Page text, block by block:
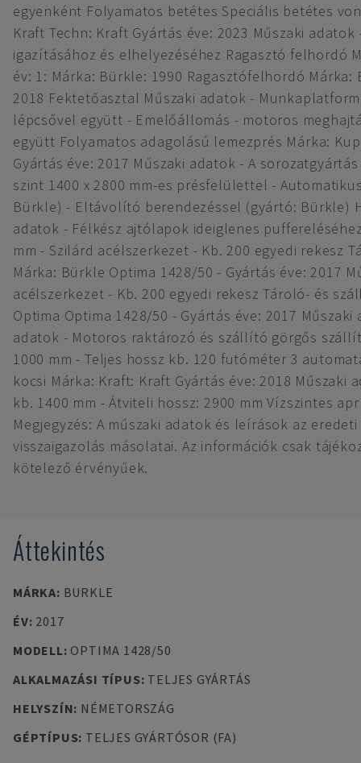
egyenként Folyamatos betétes Speciális betétes
Kraft Techn: Kraft Gyártás éve: 2023 Műszaki
igazításához és elhelyezéséhez Ragasztó felhordó
év: 1: Márka: Bürkle: 1990 Ragasztófelhordó Márka:
2018 Fektetőasztal Műszaki adatok -
lépcsővel együtt - Emelőállomás - motoros
együtt Folyamatos adagolású lemezprés Márka:
Gyártás éve: 2017 Műszaki adatok - A
szint 1400 x 2800 mm-es présfelülettel -
Bürkle) - Eltávolító berendezéssel (gyártó: Bürkle)
adatok - Félkész ajtólapok ideiglenes
mm - Szilárd acélszerkezet - Kb. 200 egyedi rekesz
Márka: Bürkle Optima 1428/50 - Gyártás éve: 2017
acélszerkezet - Kb. 200 egyedi rekesz Tároló- és
Optima Optima 1428/50 - Gyártás éve: 2017
adatok - Motoros raktározó és szállító görgős
1000 mm - Teljes hossz kb. 120 futóméter 3
kocsi Márka: Kraft: Kraft Gyártás éve: 2018 Műszaki
kb. 1400 mm - Átviteli hossz: 2900 mm Vízszintes
Megjegyzés: A műszaki adatok és leírások az
visszaigazolás másolatai. Az információk csak
kötelező érvényűek.
Áttekintés
MÁRKA: BURKLE
ÉV: 2017
MODELL: OPTIMA 1428/50
ALKALMAZÁSI TÍPUS: TELJES GYÁRTÁS
HELYSZÍN: NÉMETORSZÁG
GÉPTÍPUS: TELJES GYÁRTÓSOR (FA)